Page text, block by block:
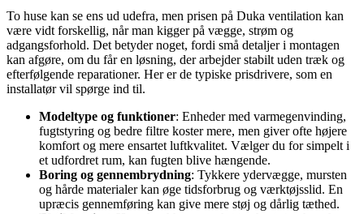
To huse kan se ens ud udefra, men prisen på Duka ventilation kan
være vidt forskellig, når man kigger på vægge, strøm og
adgangsforhold. Det betyder noget, fordi små detaljer i montagen
kan afgøre, om du får en løsning, der arbejder stabilt uden træk og
efterfølgende reparationer. Her er de typiske prisdrivere, som en
installatør vil spørge ind til.
Modeltype og funktioner: Enheder med varmegenvinding,
fugtstyring og bedre filtre koster mere, men giver ofte højere
komfort og mere ensartet luftkvalitet. Vælger du for simpelt i
et udfordret rum, kan fugten blive hængende.
Boring og gennembrydning: Tykkere ydervægge, mursten
og hårde materialer kan øge tidsforbrug og værktøjsslid. En
upræcis gennemføring kan give mere støj og dårlig tæthed.